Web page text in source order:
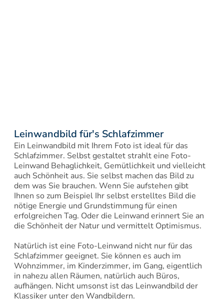
Leinwandbild für's Schlafzimmer
Ein Leinwandbild mit Ihrem Foto ist ideal für das
Schlafzimmer. Selbst gestaltet strahlt eine Foto-
Leinwand Behaglichkeit, Gemütlichkeit und vielleicht
auch Schönheit aus. Sie selbst machen das Bild zu
dem was Sie brauchen. Wenn Sie aufstehen gibt
Ihnen so zum Beispiel Ihr selbst erstelltes Bild die
nötige Energie und Grundstimmung für einen
erfolgreichen Tag. Oder die Leinwand erinnert Sie an
die Schönheit der Natur und vermittelt Optimismus.
Natürlich ist eine Foto-Leinwand nicht nur für das
Schlafzimmer geeignet. Sie können es auch im
Wohnzimmer, im Kinderzimmer, im Gang, eigentlich
in nahezu allen Räumen, natürlich auch Büros,
aufhängen. Nicht umsonst ist das Leinwandbild der
Klassiker unter den Wandbildern.